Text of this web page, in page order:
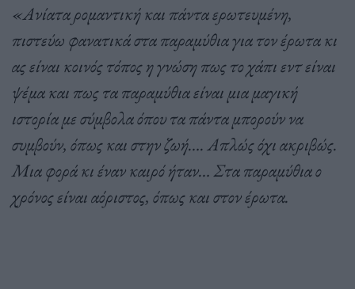
«Ανίατα ρομαντική και πάντα ερωτευμένη,
πιστεύω φανατικά στα παραμύθια για τον έρωτα κι
ας είναι κοινός τόπος η γνώση πως το χάπι εντ είναι
ψέμα και πως τα παραμύθια είναι μια μαγική
ιστορία με σύμβολα όπου τα πάντα μπορούν να
συμβούν, όπως και στην ζωή…. Απλώς όχι ακριβώς.
Μια φορά κι έναν καιρό ήταν… Στα παραμύθια ο
χρόνος είναι αόριστος, όπως και στον έρωτα.